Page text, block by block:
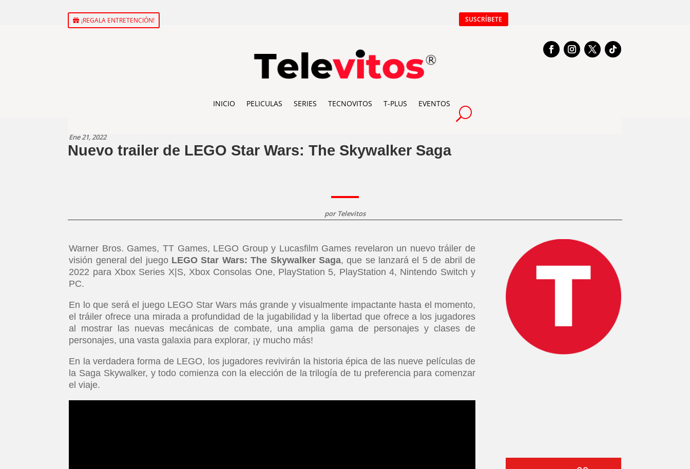
¡REGALA ENTRETENCIÓN! SUSCRÍBETE
INICIO PELICULAS SERIES TECNOVITOS T-PLUS EVENTOS
Ene 21, 2022
Nuevo trailer de LEGO Star Wars: The Skywalker Saga
por Televitos
Warner Bros. Games, TT Games, LEGO Group y Lucasfilm Games revelaron un nuevo tráiler de
visión general del juego LEGO Star Wars: The Skywalker Saga, que se lanzará el 5 de abril de
2022 para Xbox Series X|S, Xbox Consolas One, PlayStation 5, PlayStation 4, Nintendo Switch y
PC.
En lo que será el juego LEGO Star Wars más grande y visualmente impactante hasta el momento,
el tráiler ofrece una mirada a profundidad de la jugabilidad y la libertad que ofrece a los jugadores
al mostrar las nuevas mecánicas de combate, una amplia gama de personajes y clases de
personajes, una vasta galaxia para explorar, ¡y mucho más!
En la verdadera forma de LEGO, los jugadores revivirán la historia épica de las nueve películas de
la Saga Skywalker, y todo comienza con la elección de la trilogía de tu preferencia para comenzar
el viaje.